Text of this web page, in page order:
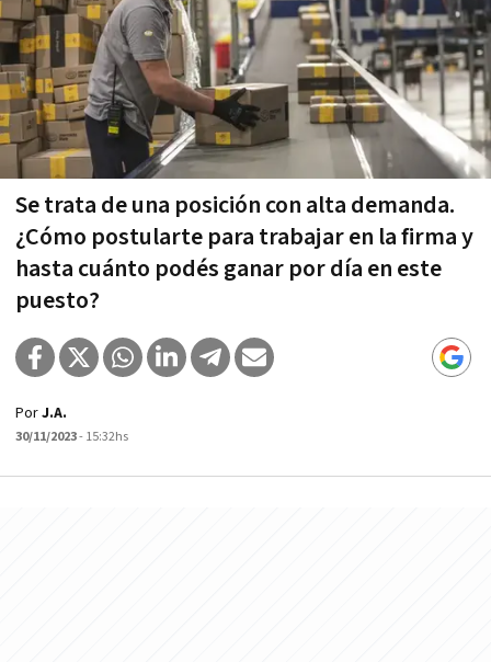
Se trata de una posición con alta demanda.
¿Cómo postularte para trabajar en la firma y
hasta cuánto podés ganar por día en este
puesto?
PorJ.A.
30/11/2023- 15:32hs